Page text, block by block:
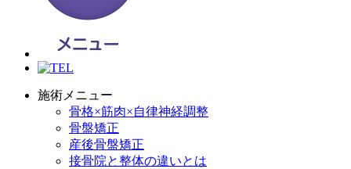
施術メニュー
骨格×筋肉×自律神経調整
骨盤矯正
産後骨盤矯正
接骨院と整体の違いとは